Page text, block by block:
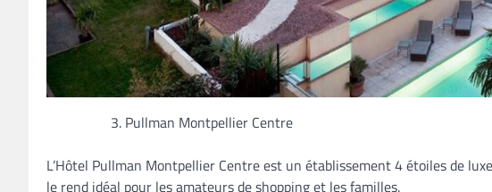
Pullman Montpellier Centre
L’Hôtel Pullman Montpellier Centre est un établissement 4 étoiles de
le rend idéal pour les amateurs de shopping et les familles.